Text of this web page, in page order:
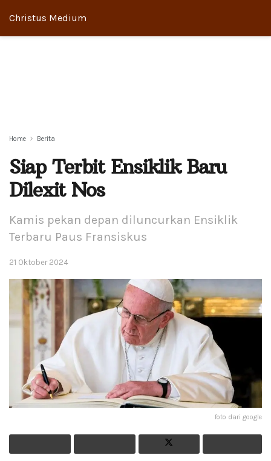
Christus Medium
Home Berita
Siap Terbit Ensiklik Baru
Dilexit Nos
Kamis pekan depan diluncurkan Ensiklik
Terbaru Paus Fransiskus
21 Oktober 2024
foto dari google